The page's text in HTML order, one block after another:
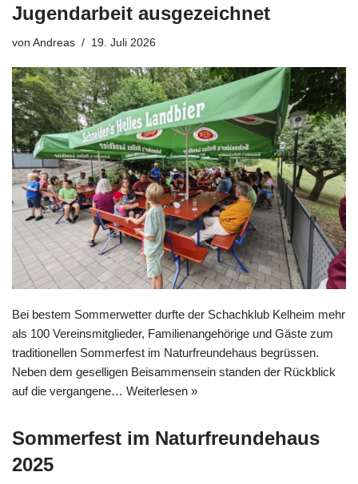
Jugendarbeit ausgezeichnet
von Andreas 19. Juli 2026
Bei bestem Sommerwetter durfte der Schachklub Kelheim mehr
als 100 Vereinsmitglieder, Familienangehörige und Gäste zum
traditionellen Sommerfest im Naturfreundehaus begrüssen.
Neben dem geselligen Beisammensein standen der Rückblick
auf die vergangene… Weiterlesen »
Sommerfest im Naturfreundehaus
2025